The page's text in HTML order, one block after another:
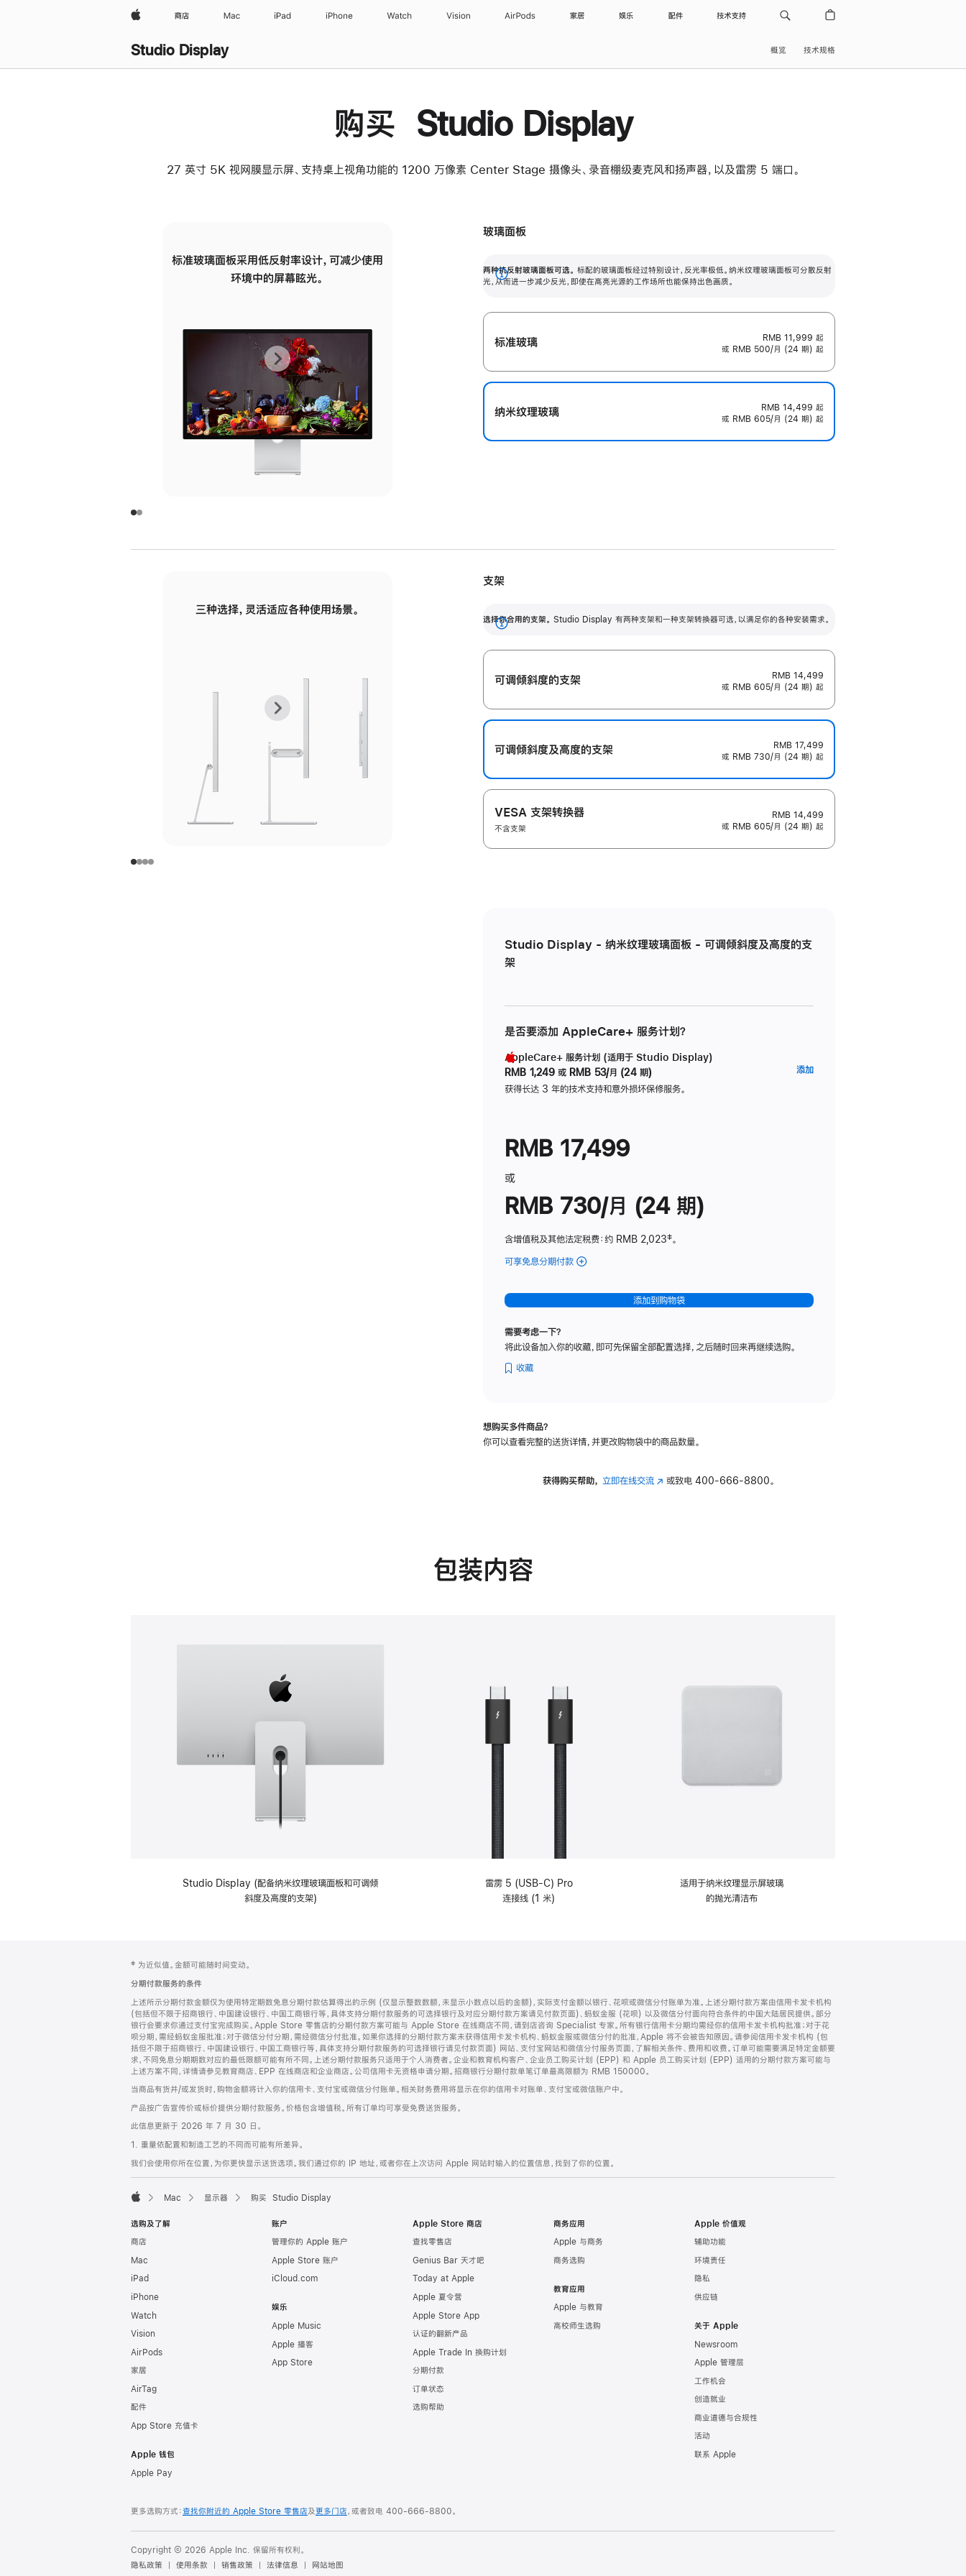
Apple 商店 Mac iPad iPhone Watch Vision AirPods 家居 娱乐 配件 技术支持
Studio Display 概览 技术规格
购买 Studio Display
27 英寸 5K 视网膜显示屏、支持桌上视角功能的 1200 万像素 Center Stage 摄像头、录音棚级麦克风和扬声器，以及雷雳 5 端口。
标准玻璃面板采用低反射率设计，可减少使用
环境中的屏幕眩光。
有高亮光源的场所使用，也能保持出色画质。
上
一
张
图
面
下
一
张
图
面
玻璃面板
两种抗反射玻璃面板可选。 标配的玻璃面板经过特别设计，反光率极低。纳米纹理玻璃面板可分散反射
光，从而进一步减少反光，即使在高亮光源的工作场所也能保持出色画质。
展
标准玻璃 RMB 11,999 起
或 RMB 500/月 (24 期) 起
纳米纹理玻璃 RMB 14,499 起
或 RMB 605/月 (24 期) 起
三种选择，灵活适应各种使用场景。
调节范围。
毫米的高度调节范围。
上
张
下
张
支架
选择你合用的支架。 Studio Display 有两种支架和一种支架转换器可选，以满足你的各种安装需求。
展
开
可调倾斜度的支架
RMB 14,499
或 RMB 605/月 (24 期) 起
可调倾斜度及高‍度的支‍架
RMB 17,499
或 RMB 730/月 (24 期) 起
VESA 支架转换器
不含支架
RMB 14,499
或 RMB 605/月 (24 期) 起
Studio Display - 纳米纹理玻璃面板 - 可调倾斜度及高度的支
架
是否要添加 AppleCare+ 服务计划？
AppleCare+ 服务计划 (适用于 Studio Display)
RMB 1,249 或 RMB 53/月 (24 期)
获得长达 3 年的技术支持和意外损坏保修服务。
添加
RMB 17,499
或
RMB 730/月 (24 期)
含增值税及其他法定税费：约 RMB 2,023脚
‡。
可享免息分期付款 (Studio
-
纳
理
可
斜
添加到购物袋
需要考虑一下？
将此设备加入你的收藏，即可先保留全部配置选择，之后随时回来再继续选购。
收藏
想购买多件商品？
你可以查看完整的送货详情，并更改购物袋中的商品数量。
获得购买帮助， 立即在线交流(在 或致电400-666-8800。
包装内容
Studio Display (配备纳米纹理玻璃面板和可调倾
斜度及高度的支架)
雷雳 5 (USB-C) Pro
连接线 (1 米)
适用于纳米纹理显示屏玻璃
的抛光清洁布
页
脚
注
‡ 为近似值。金额可能随时间变动。
分期付款服务的条件
上述所示分期付款金额仅为使用特定期数免息分期付款估算得出的示例 (仅显示整数数额，未显示小数点以后的金额)，实际支付金额以银行、花呗或微信分付账单为准。上述分期付款方案由信用卡发卡机构
(包括但不限于招商银行、中国建设银行、中国工商银行等，具体支持分期付款服务的可选择银行及对应分期付款方案请见付款页面)、蚂蚁金服 (花呗) 以及微信分付面向符合条件的中国大陆居民提供。部分
银行会要求你通过支付宝完成购买。Apple Store 零售店的分期付款方案可能与 Apple Store 在线商店不同，请到店咨询 Specialist 专家。所有银行信用卡分期均需经你的信用卡发卡机构批准；对于花
呗分期，需经蚂蚁金服批准；对于微信分付分期，需经微信分付批准。如果你选择的分期付款方案未获得信用卡发卡机构、蚂蚁金服或微信分付的批准，Apple 将不会被告知原因。请参阅信用卡发卡机构 (包
括但不限于招商银行、中国建设银行、中国工商银行等，具体支持分期付款服务的可选择银行请见付款页面) 网站、支付宝网站和微信分付服务页面，了解相关条件、费用和收费。订单可能需要满足特定金额要
求，不同免息分期期数对应的最低限额可能有所不同。上述分期付款服务只适用于个人消费者。企业和教育机构客户、企业员工购买计划 (EPP) 和 Apple 员工购买计划 (EPP) 适用的分期付款方案可能与
上述方案不同，详情请参见教育商店、EPP 在线商店和企业商店。公司信用卡无资格申请分期。招商银行分期付款单笔订单最高限额为 RMB 150000。
当商品有货并/或发货时，购物金额将计入你的信用卡、支付宝或微信分付账单。相关财务费用将显示在你的信用卡对账单、支付宝或微信账户中。
产品按广告宣传价或标价提供分期付款服务。价格包含增值税。所有订单均可享受免费送货服务。
此信息更新于 2026 年 7 月 30 日。
1. 重量依配置和制造工艺的不同而可能有所差异。
我们会使用你所在位置，为你更快显示送货选项。我们通过你的 IP 地址，或者你在上次访问 Apple 网站时输入的位置信息，找到了你的位置。
Mac 显示器 购买 Studio Display
选购及了解
商店
Mac
iPad
iPhone
Watch
Vision
AirPods
家居
AirTag
配件
App Store 充值卡
Apple 钱包
Apple Pay
账户
管理你的 Apple 账户
Apple Store 账户
iCloud.com
娱乐
Apple Music
Apple 播客
App Store
Apple Store 商店
查找零售店
Genius Bar 天才吧
Today at Apple
Apple 夏令营
Apple Store App
认证的翻新产品
Apple Trade In 换购计划
分期付款
订单状态
选购帮助
商务应用
Apple 与商务
商务选购
教育应用
Apple 与教育
高校师生选购
Apple 价值观
辅助功能
环境责任
隐私
供应链
关于 Apple
Newsroom
Apple 管理层
工作机会
创造就业
商业道德与合规性
活动
联系 Apple
更多选购方式：查找你附近的 Apple Store 零售店及更多门店，或者致电 400-666-8800。
Copyright © 2026 Apple Inc. 保留所有权利。
隐私政策
使用条款 销售政策 法律信息 网站地图